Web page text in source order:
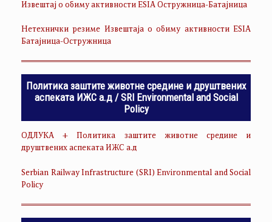
Извештај о обиму активности ESIA Остружница-Батајница
Нетехнички резиме Извештаја о обиму активности ESIA
Батајница-Остружница
Политика заштите животне средине и друштвених
аспеката ИЖС а.д / SRI Environmental and Social
Policy
ОДЛУКА + Политика заштите животне средине и
друштвених аспеката ИЖС а.д
Serbian Railway Infrastructure (SRI) Environmental and Social
Policy